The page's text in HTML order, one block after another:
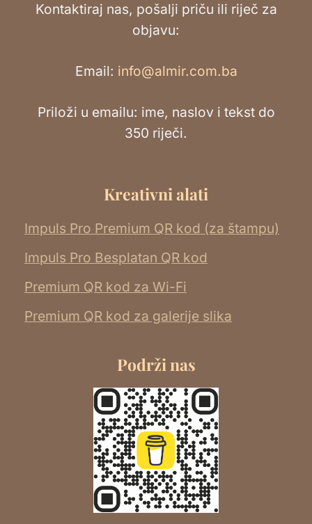
Kontaktiraj nas, pošalji priču ili riječ za
objavu:
Email: info@almir.com.ba
Priloži u emailu: ime, naslov i tekst do
350 riječi.
Kreativni alati
Impuls Pro Premium QR kod (za štampu)
Impuls Pro Besplatan QR kod
Premium QR kod za Wi-Fi
Premium QR kod za galerije slika
Podrži nas